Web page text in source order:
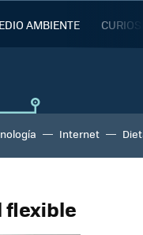
AMBIENTE
Internet
flexible